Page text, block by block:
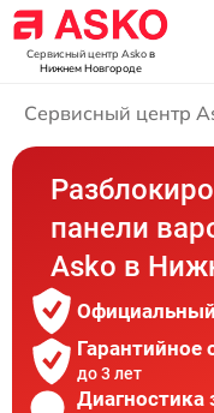
Сервисный центр Askoв
Нижнем Новгороде
Сервисный центр
панели
Asko в
Гарантийное
до 3 лет
Диагностика